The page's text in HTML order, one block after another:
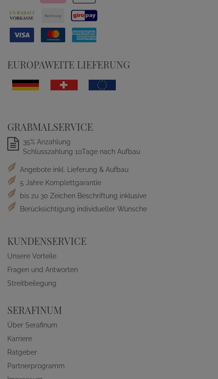
EUROPAWEITE LIEFERUNG
GRABMALSERVICE
35% Anzahlung
Schlusszahlung 10Tage nach Aufbau
Angebote inkl. Lieferung & Aufbau
5 Jahre Komplettgarantie
bis zu 30 Zeichen Beschriftung inklusive
Berücksichtigung individueller Wünsche
KUNDENSERVICE
Unsere Vorteile
Fragen und Antworten
Streitbeilegung
SERAFINUM
Über Serafinum
Karriere
Ratgeber
Partnerprogramm